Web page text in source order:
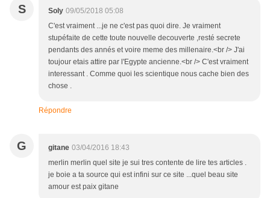
S Soly 09/05/2018 05:08
C'est vraiment ...je ne c'est pas quoi dire. Je vraiment
stupéfaite de cette toute nouvelle decouverte ,resté secrete
pendants des annés et voire meme des millenaire.<br /> J'ai
toujour etais attire par l'Egypte ancienne.<br /> C'est vraiment
interessant . Comme quoi les scientique nous cache bien des
chose .
Répondre
G gitane 03/04/2016 18:43
merlin merlin quel site je sui tres contente de lire tes articles .
je boie a ta source qui est infini sur ce site ...quel beau site
amour est paix gitane